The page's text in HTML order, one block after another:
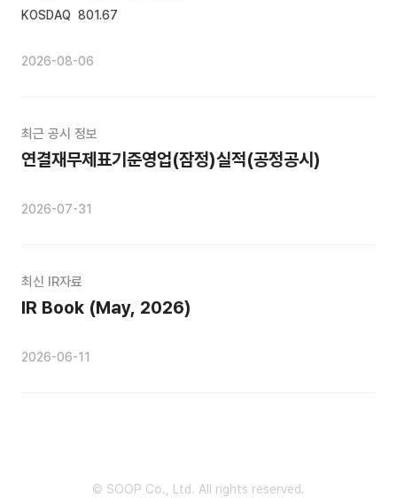
KOSDAQ 801.67
2026-08-06
최근 공시 정보
연결재무제표기준영업(잠정)실적(공정공시)
2026-07-31
최신 IR자료
IR Book (May, 2026)
2026-06-11
© SOOP Co., Ltd. All rights reserved.